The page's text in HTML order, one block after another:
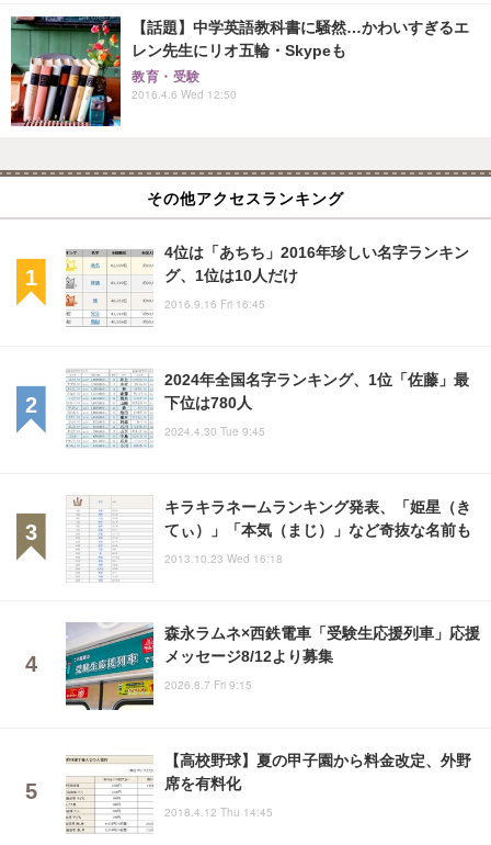
【話題】中学英語教科書に騒然…かわいすぎるエ
レン先生にリオ五輪・Skypeも
教育・受験
2016.4.6 Wed 12:50
その他アクセスランキング
4位は「あちち」2016年珍しい名字ランキン
グ、1位は10人だけ
2016.9.16 Fri 16:45
2024年全国名字ランキング、1位「佐藤」最
下位は780人
2024.4.30 Tue 9:45
キラキラネームランキング発表、「姫星（き
てぃ）」「本気（まじ）」など奇抜な名前も
2013.10.23 Wed 16:18
森永ラムネ×西鉄電車「受験生応援列車」応援
メッセージ8/12より募集
2026.8.7 Fri 9:15
【高校野球】夏の甲子園から料金改定、外野
席を有料化
2018.4.12 Thu 14:45